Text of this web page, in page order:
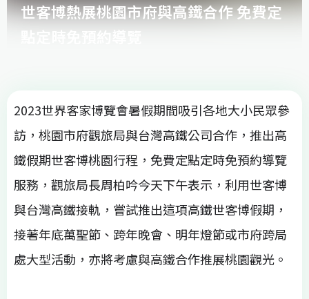
世客博熱展桃園市府與高鐵合作 免費定
點定時免預約導覽
2023世界客家博覽會暑假期間吸引各地大小民眾參
訪，桃園市府觀旅局與台灣高鐵公司合作，推出高
鐵假期世客博桃園行程，免費定點定時免預約導覽
服務，觀旅局長周柏吟今天下午表示，利用世客博
與台灣高鐵接軌，嘗試推出這項高鐵世客博假期，
接著年底萬聖節、跨年晚會、明年燈節或市府跨局
處大型活動，亦將考慮與高鐵合作推展桃園觀光。